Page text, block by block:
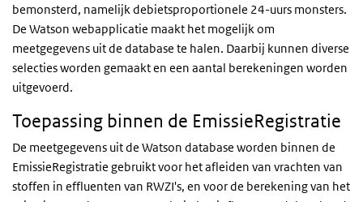
bemonsterd, namelijk debietsproportionele 24-uurs monsters.
De Watson webapplicatie maakt het mogelijk om
meetgegevens uit de database te halen. Daarbij kunnen diverse
selecties worden gemaakt en een aantal berekeningen worden
uitgevoerd.
Toepassing binnen de EmissieRegistratie
De meetgegevens uit de Watson database worden binnen de
EmissieRegistratie gebruikt voor het afleiden van vrachten van
stoffen in effluenten van RWZI's, en voor de berekening van het